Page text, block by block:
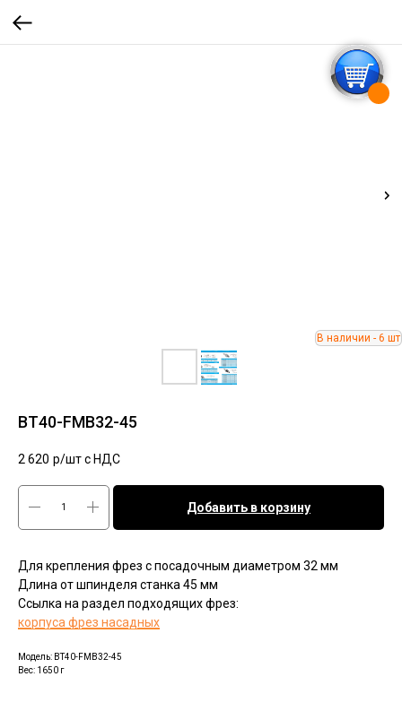
BT40-FMB32-45
2 620 р/шт c НДС
Добавить в корзину
Для крепления фрез с посадочным диаметром 32 мм
Длина от шпинделя станка 45 мм
Ссылка на раздел подходящих фрез:
корпуса фрез насадных
Модель: BT40-FMB32-45
Вес: 1650 г